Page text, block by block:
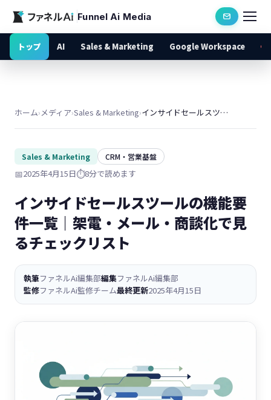
Funnel Ai Media
トップ AI Sales & Marketing Google Workspace
ホーム›メディア›Sales & Marketing› インサイドセールスツールの機能要件一覧｜架電・メール・商談化で見るチェックリスト
Sales & Marketing CRM・営業基盤
📅2025年4月15日⏱️8分で読めます
インサイドセールスツールの機能要
件一覧｜架電・メール・商談化で見
るチェックリスト
執筆ファネルAi編集部編集ファネルAi編集部
監修ファネルAi監修チーム最終更新2025年4月15日